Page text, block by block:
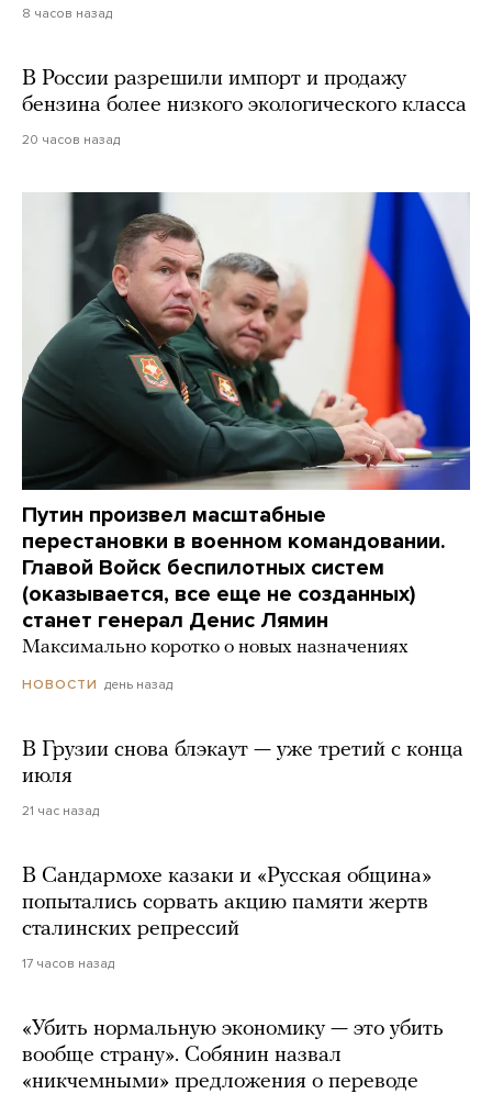
8 часов назад
В России разрешили импорт и продажу
бензина более низкого экологического класса
20 часов назад
Путин произвел масштабные
перестановки в военном командовании.
Главой Войск беспилотных систем
(оказывается, все еще не созданных)
станет генерал Денис Лямин
Максимально коротко о новых назначениях
НОВОСТИ день назад
В Грузии снова блэкаут — уже третий с конца
июля
21 час назад
В Сандармохе казаки и «Русская община»
попытались сорвать акцию памяти жертв
сталинских репрессий
17 часов назад
«Убить нормальную экономику — это убить
вообще страну». Собянин назвал
«никчемными» предложения о переводе